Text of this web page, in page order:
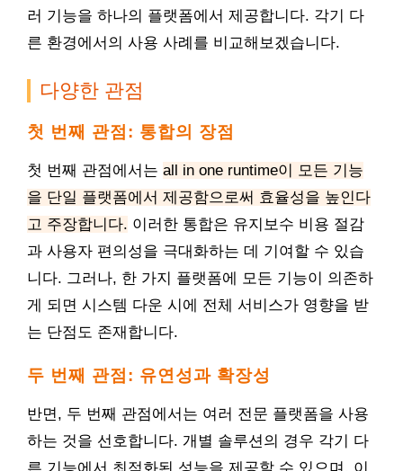
러 기능을 하나의 플랫폼에서 제공합니다. 각기 다
른 환경에서의 사용 사례를 비교해보겠습니다.
다양한 관점
첫 번째 관점: 통합의 장점
첫 번째 관점에서는 all in one runtime이 모든 기능
을 단일 플랫폼에서 제공함으로써 효율성을 높인다
고 주장합니다. 이러한 통합은 유지보수 비용 절감
과 사용자 편의성을 극대화하는 데 기여할 수 있습
니다. 그러나, 한 가지 플랫폼에 모든 기능이 의존하
게 되면 시스템 다운 시에 전체 서비스가 영향을 받
는 단점도 존재합니다.
두 번째 관점: 유연성과 확장성
반면, 두 번째 관점에서는 여러 전문 플랫폼을 사용
하는 것을 선호합니다. 개별 솔루션의 경우 각기 다